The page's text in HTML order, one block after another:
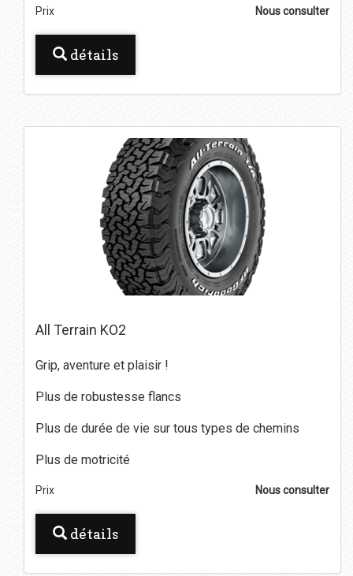
Prix Nous consulter
détails
All Terrain KO2
Grip, aventure et plaisir !
Plus de robustesse flancs
Plus de durée de vie sur tous types de chemins
Plus de motricité
Prix Nous consulter
détails